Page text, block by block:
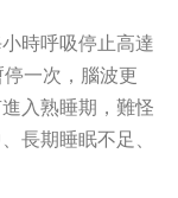
時呼吸停止高達
一次，腦波更
入熟睡期，難怪
長期睡眠不足、